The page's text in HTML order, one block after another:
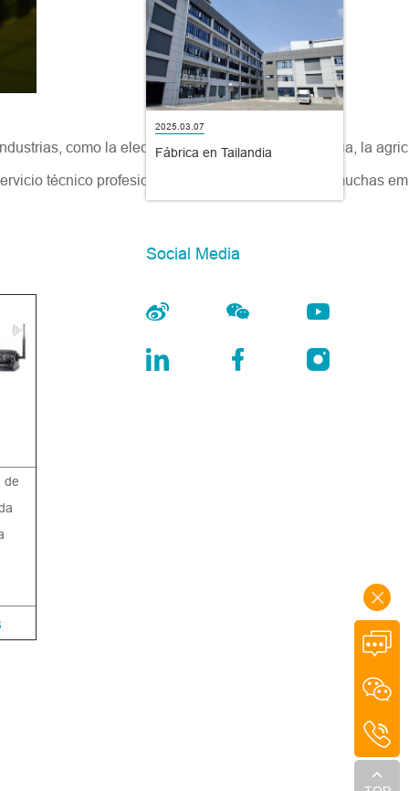
como la electrónica de consumo, la industria, la
técnico profesional, STONKAM ha atraído a
de
2025.03.07
Fábrica en Tailandia
Social Media